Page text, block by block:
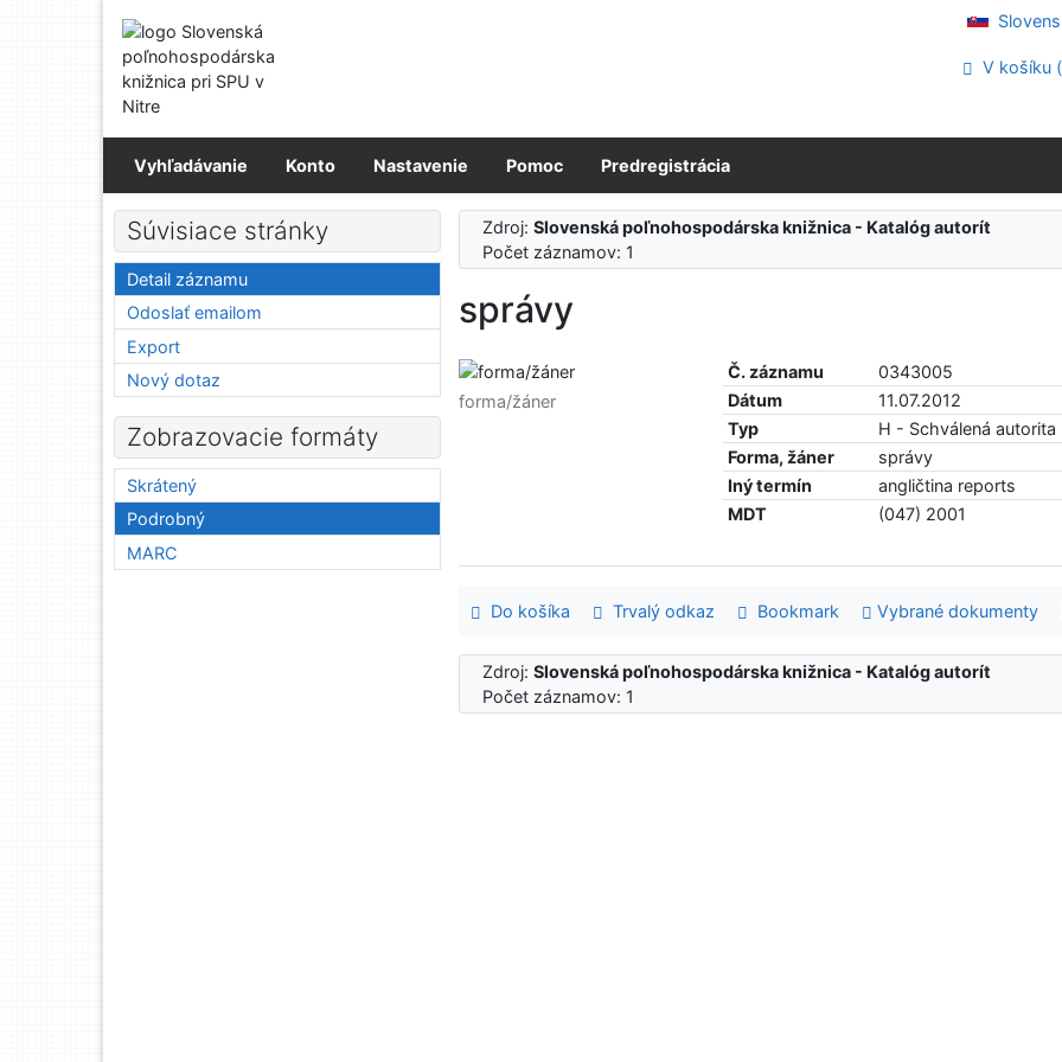
Prejsť na menu
Prehlásenie o webovej prístupnosti
V košíku (
Vyhľadávanie Konto Nastavenie Pomoc Predregistrácia
Zdroj:Slovenská poľnohospodárska knižnica - Katalóg autorít
Počet záznamov: 1
správy
Č. záznamu
0343005
Dátum
11.07.2012
Typ
H - Schválená autorita
Forma, žáner
správy
Iný termín
angličtina reports
MDT
(047) 2001
forma/žáner
Do košíka Trvalý odkaz Bookmark Vybrané dokumenty
Zdroj:Slovenská poľnohospodárska knižnica - Katalóg autorít
Počet záznamov: 1
Súvisiace stránky
Detail záznamu
Odoslať emailom
Export
Nový dotaz
Zobrazovacie formáty
Skrátený
Podrobný
MARC